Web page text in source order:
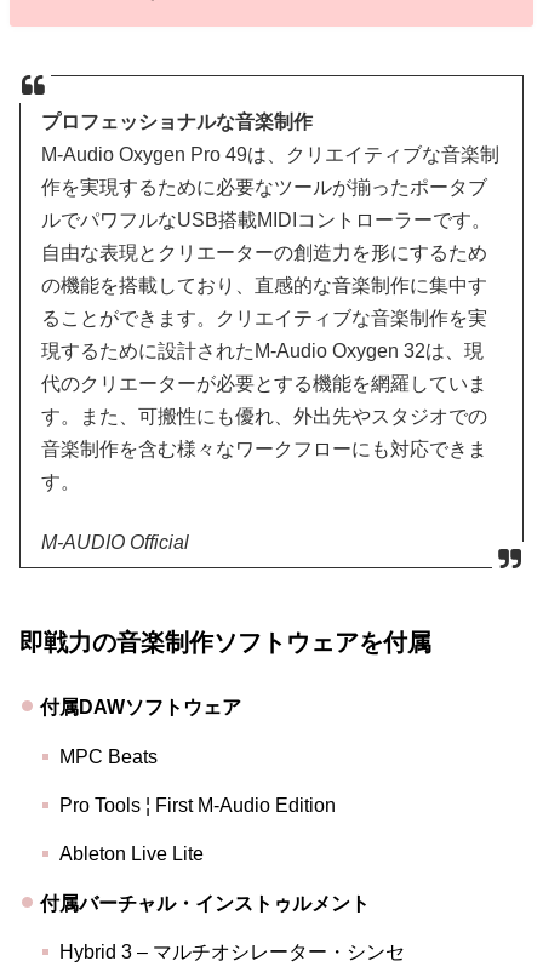
プロフェッショナルな音楽制作
M-Audio Oxygen Pro 49は、クリエイティブな音楽制
作を実現するために必要なツールが揃ったポータブ
ルでパワフルなUSB搭載MIDIコントローラーです。
自由な表現とクリエーターの創造力を形にするため
の機能を搭載しており、直感的な音楽制作に集中す
ることができます。クリエイティブな音楽制作を実
現するために設計されたM-Audio Oxygen 32は、現
代のクリエーターが必要とする機能を網羅していま
す。また、可搬性にも優れ、外出先やスタジオでの
音楽制作を含む様々なワークフローにも対応できま
す。
M-AUDIO Official
即戦力の音楽制作ソフトウェアを付属
付属DAWソフトウェア
MPC Beats
Pro Tools ¦ First M-Audio Edition
Ableton Live Lite
付属バーチャル・インストゥルメント
Hybrid 3 – マルチオシレーター・シンセ